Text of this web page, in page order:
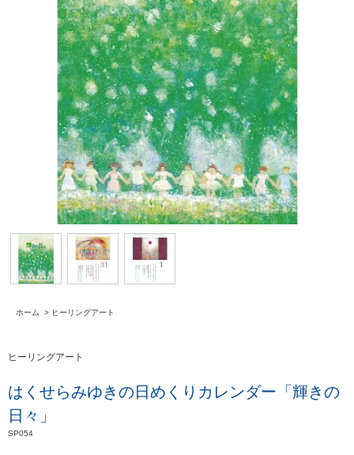
ホーム > ヒーリングアート
ヒーリングアート
はくせらみゆきの日めくりカレンダー「輝きの
日々」
SP054